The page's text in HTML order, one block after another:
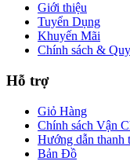
Giới thiệu
Tuyển Dụng
Khuyến Mãi
Chính sách &
Hỗ trợ
Giỏ Hàng
Chính sách Vận
Hướng dẫn thanh
Bản Đồ